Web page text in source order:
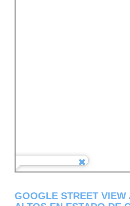
GOOGLE STREET VIEW